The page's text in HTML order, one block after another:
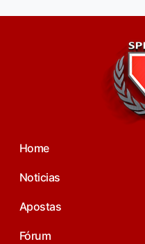
Home
Noticias
Apostas
Fórum